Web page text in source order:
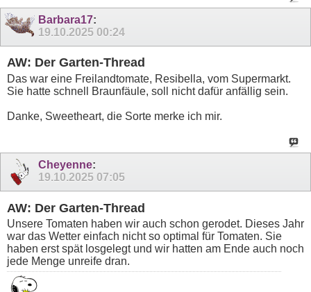
Barbara17:
19.10.2025 00:24
AW: Der Garten-Thread
Das war eine Freilandtomate, Resibella, vom Supermarkt.
Sie hatte schnell Braunfäule, soll nicht dafür anfällig sein.
Danke, Sweetheart, die Sorte merke ich mir.
Cheyenne:
19.10.2025 07:05
AW: Der Garten-Thread
Unsere Tomaten haben wir auch schon gerodet. Dieses Jahr
war das Wetter einfach nicht so optimal für Tomaten. Sie
haben erst spät losgelegt und wir hatten am Ende auch noch
jede Menge unreife dran.